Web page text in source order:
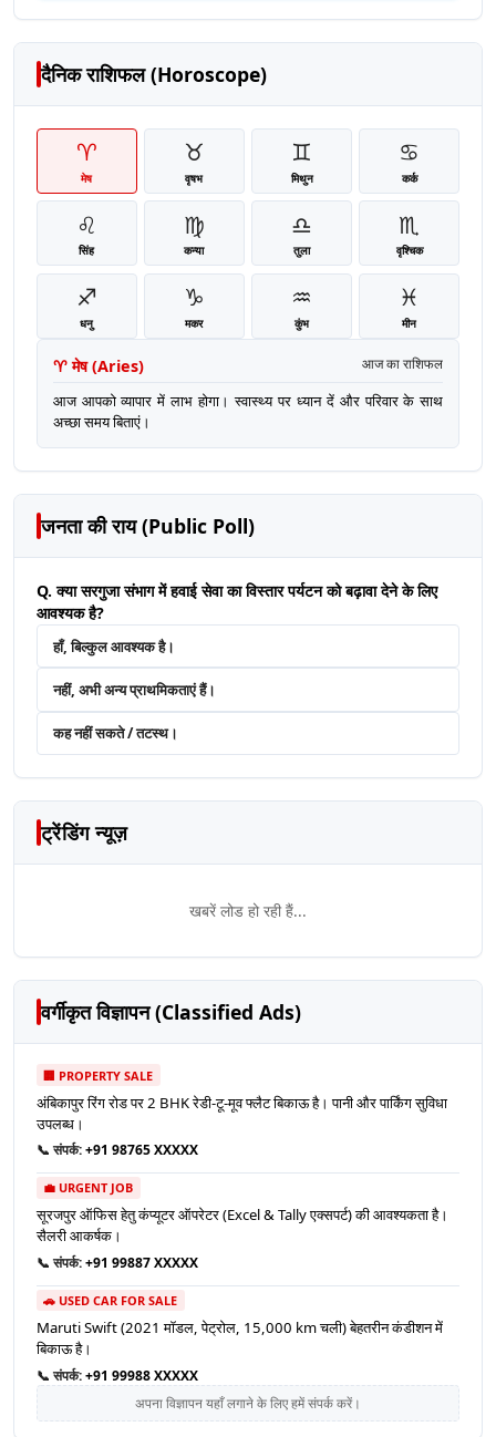
दैनिक राशिफल (Horoscope)
♈
मेष
♉
वृषभ
♊
मिथुन
♋
कर्क
♌
सिंह
♍
कन्या
♎
तुला
♏
वृश्चिक
♐
धनु
♑
मकर
♒
कुंभ
♓
मीन
♈ मेष(Aries) आज का राशिफल
आज आपको व्यापार में लाभ होगा। स्वास्थ्य पर ध्यान दें और परिवार के साथ
अच्छा समय बिताएं।
जनता की राय (Public Poll)
Q. क्या सरगुजा संभाग में हवाई सेवा का विस्तार पर्यटन को बढ़ावा देने के लिए
आवश्यक है?
हाँ, बिल्कुल आवश्यक है।
नहीं, अभी अन्य प्राथमिकताएं हैं।
कह नहीं सकते / तटस्थ।
ट्रेंडिंग न्यूज़
खबरें लोड हो रही हैं...
वर्गीकृत विज्ञापन (Classified Ads)
🏢 PROPERTY SALE
अंबिकापुर रिंग रोड पर 2 BHK रेडी-टू-मूव फ्लैट बिकाऊ है। पानी और पार्किंग सुविधा
उपलब्ध।
📞 संपर्क:+91 98765 XXXXX
💼 URGENT JOB
सूरजपुर ऑफिस हेतु कंप्यूटर ऑपरेटर (Excel & Tally एक्सपर्ट) की आवश्यकता है।
सैलरी आकर्षक।
📞 संपर्क:+91 99887 XXXXX
🚗 USED CAR FOR SALE
Maruti Swift (2021 मॉडल, पेट्रोल, 15,000 km चली) बेहतरीन कंडीशन में
बिकाऊ है।
📞 संपर्क:+91 99988 XXXXX
अपना विज्ञापन यहाँ लगाने के लिए हमें संपर्क करें।